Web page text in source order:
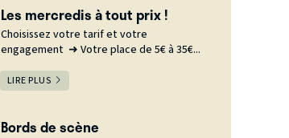
Les mercredis à tout prix !
Choisissez votre tarif et votre
engagement ➜ Votre place de 5€ à 35€...
LIRE PLUS
Bords de scène